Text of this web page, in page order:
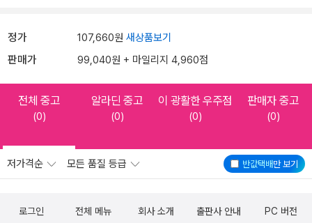
정가 107,660원 새상품보기
판매가 99,040원 + 마일리지 4,960점
전체 중고
(0)
알라딘 중고
(0)
이 광활한 우주점
(0)
판매자 중고
(0)
반값택배만 보기
저가격순 모든 품질 등급
로그인 전체 메뉴 회사 소개 출판사 안내 PC 버전